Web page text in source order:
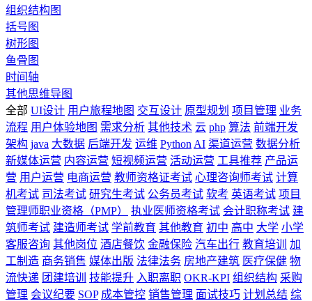
组织结构图
括号图
树形图
鱼骨图
时间轴
其他思维导图
全部 UI设计 用户旅程地图 交互设计 原型规划 项目管理 业务
流程 用户体验地图 需求分析 其他技术 云 php 算法 前端开发
架构 java 大数据 后端开发 运维 Python AI 渠道运营 数据分析
新媒体运营 内容运营 短视频运营 活动运营 工具推荐 产品运
营 用户运营 电商运营 教师资格证考试 心理咨询师考试 计算
机考试 司法考试 研究生考试 公务员考试 软考 英语考试 项目
管理师职业资格（PMP）
执业医师资格考试 会计职称考试 建
筑师考试 建造师考试 学前教育 其他教育 初中 高中 大学 小学
客服咨询 其他岗位 酒店餐饮 金融保险 汽车出行 教育培训
加
工制造 商务销售 媒体出版 法律法务 房地产建筑 医疗保健 物
流快递 团建培训 技能提升 入职离职 OKR-KPI 组织结构 采购
管理 会议纪要 SOP 成本管控 销售管理 面试技巧 计划总结 综